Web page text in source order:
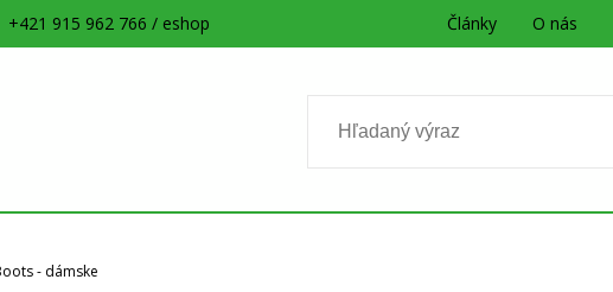
+421 915 962 766 / eshop Články O nás
- dámske